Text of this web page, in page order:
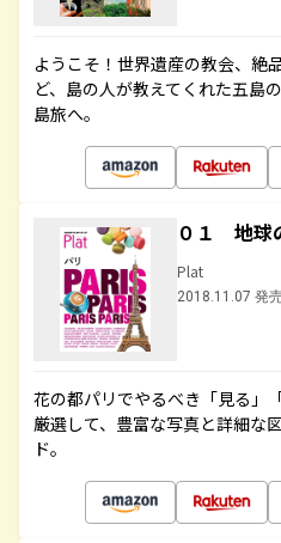
ようこそ！世界遺産の教会、絶
ど、島の人が教えてくれた五島
島旅へ。
０１ 地球
Plat
2018.11.07 発
花の都パリでやるべき「見る」
厳選して、豊富な写真と詳細な
ド。